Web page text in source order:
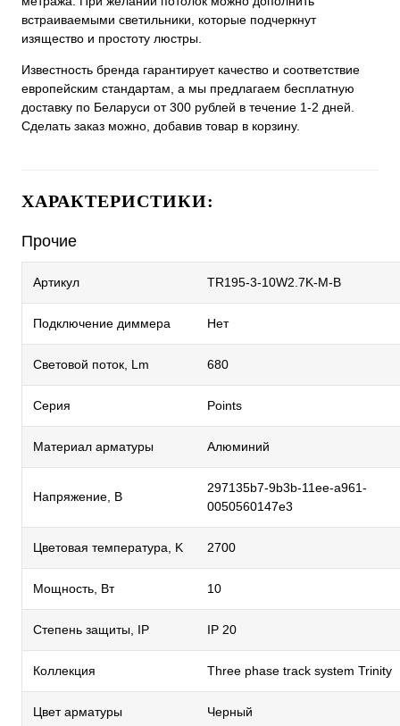
встраиваемыми светильники, которые подчеркнут
изящество и простоту люстры.
Известность бренда гарантирует качество и соответствие
европейским стандартам, а мы предлагаем бесплатную
доставку по Беларуси от 300 рублей в течение 1-2 дней.
Сделать заказ можно, добавив товар в корзину.
ХАРАКТЕРИСТИКИ:
Прочие
Артикул TR195-3-10W2.7K-M-B
Подключение диммера Нет
Световой поток, Lm 680
Серия Points
Материал арматуры Алюминий
Напряжение, В
297135b7-9b3b-11ee-a961-
0050560147e3
Цветовая температура, K 2700
Мощность, Вт 10
Степень защиты, IP IP 20
Коллекция Three phase track system Trinity
Цвет арматуры Черный